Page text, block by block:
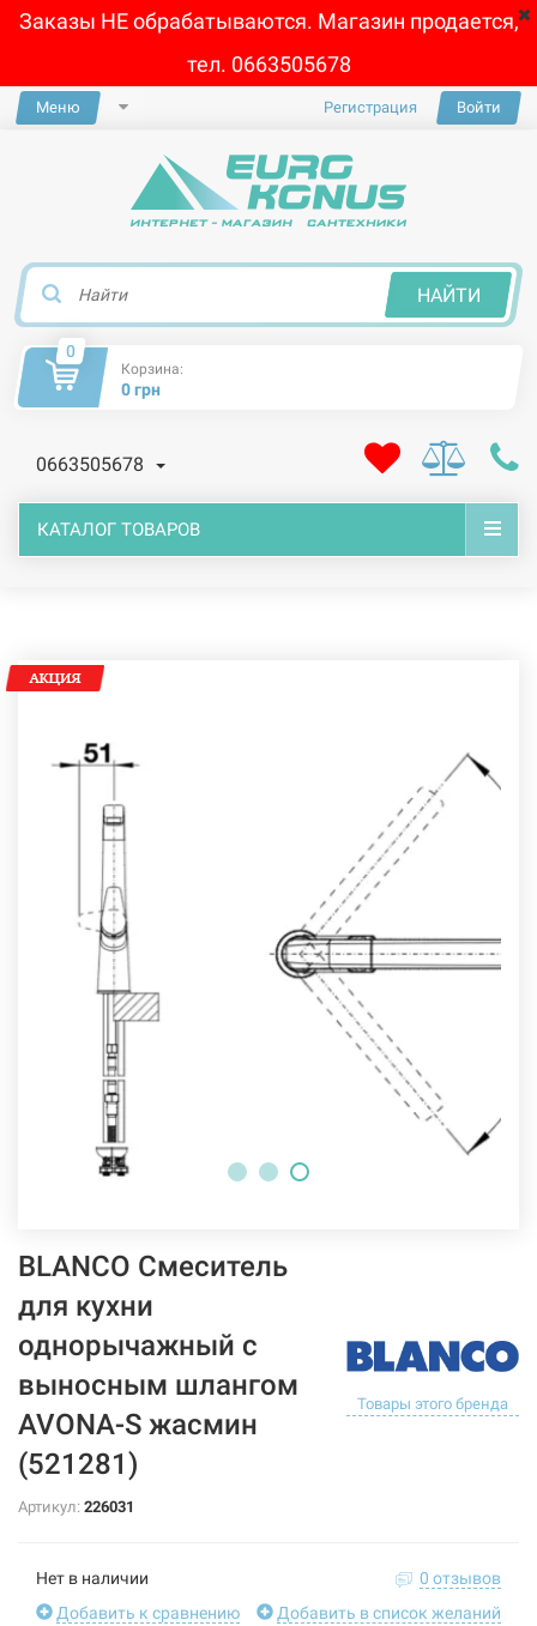
Заказы НЕ обрабатываются. Магазин продается,
тел. 0663505678
Меню Регистрация Войти
НАЙТИ
0
Корзина:
0 грн
0663505678
КАТАЛОГ ТОВАРОВ
BLANCO Смеситель
для кухни
однорычажный с
выносным шлангом
AVONA-S жасмин
(521281)
Товары этого бренда
Артикул: 226031
Нет в наличии
0 отзывов
Добавить к сравнению
Добавить в список желаний